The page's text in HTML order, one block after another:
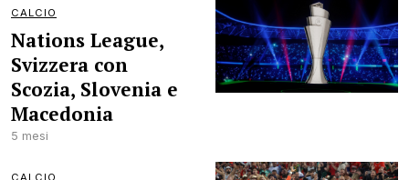
CALCIO
Nations League,
Svizzera con
Scozia, Slovenia e
Macedonia
5 mesi
CALCIO